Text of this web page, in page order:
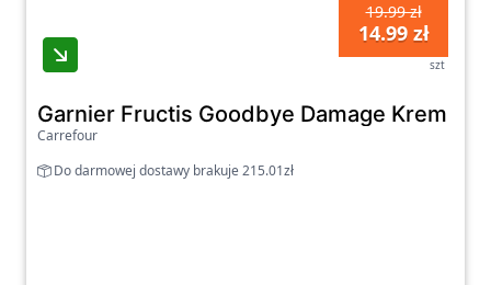
19.99 zł
14.99 zł
szt
Garnier Fructis Goodbye Damage Krem
Carrefour
Do darmowej dostawy brakuje 215.01zł